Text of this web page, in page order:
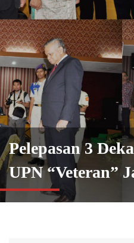
Pelepasan 3
UPN “Veteran”